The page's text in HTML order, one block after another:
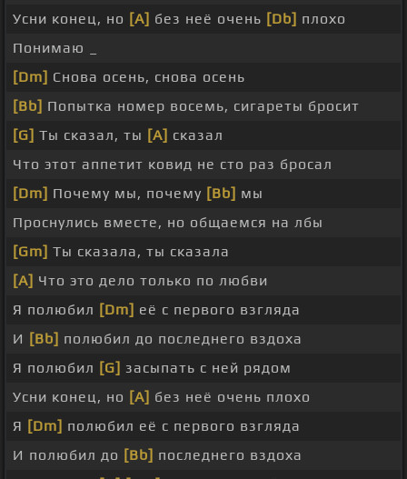
Усни конец, но [A] без неё очень [Db] плохо
Понимаю _
[Dm] Снова осень, снова осень
[Bb] Попытка номер восемь, сигареты бросит
[G] Ты сказал, ты [A] сказал
Что этот аппетит ковид не сто раз бросал
[Dm] Почему мы, почему [Bb] мы
Проснулись вместе, но общаемся на лбы
[Gm] Ты сказала, ты сказала
[A] Что это дело только по любви
Я полюбил [Dm] её с первого взгляда
И [Bb] полюбил до последнего вздоха
Я полюбил [G] засыпать с ней рядом
Усни конец, но [A] без неё очень плохо
Я [Dm] полюбил её с первого взгляда
И полюбил до [Bb] последнего вздоха